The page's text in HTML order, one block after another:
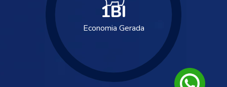
Economia Gerada
1BI